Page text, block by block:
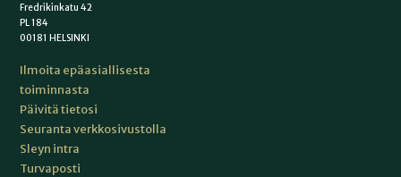
Fredrikinkatu 42
PL 184
00181 HELSINKI
Ilmoita epäasiallisesta
toiminnasta
Päivitä tietosi
Seuranta verkkosivustolla
Sleyn intra
Turvaposti